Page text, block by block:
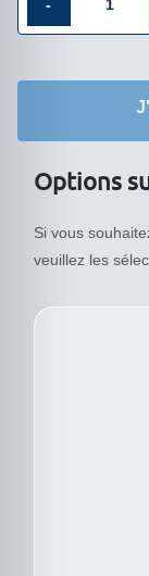
Options
Si vous
veuillez les